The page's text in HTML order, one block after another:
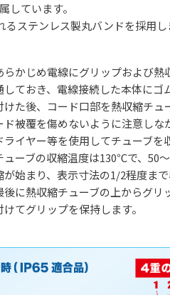
しています。
ステンレス製丸バンドを採用し
らかじめ電線にグリップおよび熱
しておき、電線接続した本体にゴ
けた後、コード口部を熱収縮チュ
ド被覆を傷めないように注意しな
ライヤー等を使用してチューブを
ューブの収縮温度は130℃で、50
が始まり、表示寸法の1/2程度まで
後に熱収縮チューブの上からグリ
けてグリップを保持します。